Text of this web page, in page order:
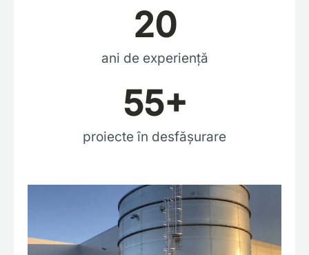
20
ani de experiență
55+
proiecte în desfășurare